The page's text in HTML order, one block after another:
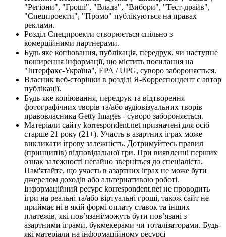
"Регіони", "Гроші", "Влада", "Вибори", "Тест-драйв",
"Спецпроекти", "Промо" публікуються на правах
реклами.
Розділ Спецпроекти створюється спільно з
комерційними партнерами.
Будь яке копіювання, публікація, передрук, чи наступне
поширення інформації, що містить посилання на
"Інтерфакс-Україна", EPA / UPG, суворо забороняється.
Власник веб-сторінки в розділі Я-Корреспондент є автор
публікації.
Будь-яке копіювання, передрук та відтворення
фотографічних творів та/або аудіовізуальних творів
правовласника Getty Images - суворо забороняється.
Матеріали сайту korrespondent.net призначені для осіб
старше 21 року (21+). Участь в азартних іграх може
викликати ігрову залежність. Дотримуйтесь правил
(принципів) відповідальної гри. При виявленні перших
ознак залежності негайно зверніться до спеціаліста.
Пам'ятайте, що участь в азартних іграх не може бути
джерелом доходів або альтернативою роботі.
Інформаційний ресурс korrespondent.net не проводить
ігри на реальні та/або віртуальні гроші, також сайт не
приймає ні в якій формі оплату ставок та інших
платежів, які пов’язані/можуть бути пов’язані з
азартними іграми, букмекерами чи тоталізаторами. Будь-
які матеріали на інформаційному ресурсі